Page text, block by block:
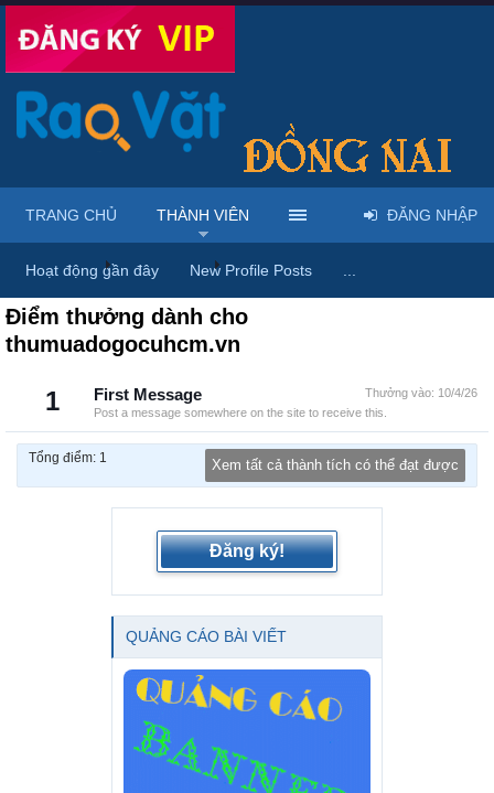
Trang chủ Thành viên thumuadogocuhcm.vn
Điểm thưởng dành cho
thumuadogocuhcm.vn
1 Thưởng vào: 10/4/26
First Message
Post a message somewhere on the site to receive this.
Tổng điểm: 1 Xem tất cả thành tích có thể đạt được
Đăng ký!
QUẢNG CÁO BÀI VIẾT
TRANG CHỦ THÀNH VIÊN
Hoạt động gần đây New Profile Posts
ĐĂNG NHẬP